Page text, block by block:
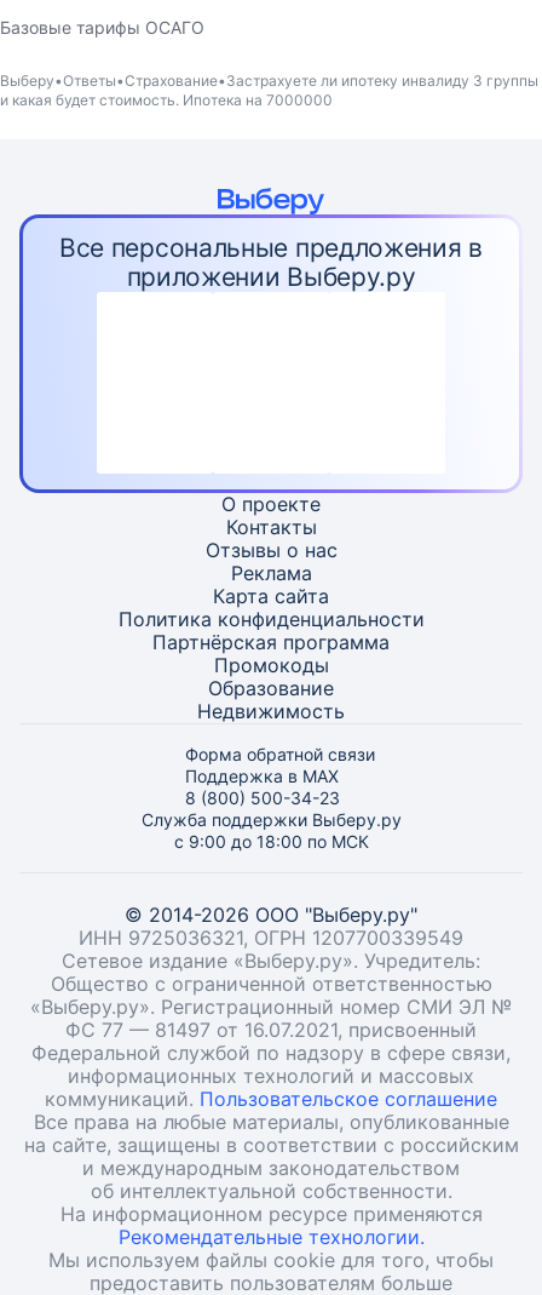
Базовые тарифы ОСАГО
Выберу Ответы Страхование Застрахуете ли ипотеку инвалиду 3 группы
и какая будет стоимость. Ипотека на 7000000
Все персональные предложения в
приложении Выберу.ру
О проекте
Контакты
Отзывы о нас
Реклама
Карта сайта
Политика конфиденциальности
Партнёрская программа
Промокоды
Образование
Недвижимость
Форма обратной связи
Поддержка в MAX
8 (800) 500-34-23
Служба поддержки Выберу.ру
с 9:00 до 18:00 по МСК
© 2014-2026 ООО "Выберу.ру"
ИНН 9725036321, ОГРН 1207700339549
Сетевое издание «Выберу.ру». Учредитель:
Общество с ограниченной ответственностью
«Выберу.ру». Регистрационный номер СМИ ЭЛ №
ФС 77 — 81497 от 16.07.2021, присвоенный
Федеральной службой по надзору в сфере связи,
информационных технологий и массовых
коммуникаций. Пользовательское соглашение
Все права на любые материалы, опубликованные
на сайте, защищены в соответствии с российским
и международным законодательством
об интеллектуальной собственности.
На информационном ресурсе применяются
Рекомендательные технологии.
Мы используем файлы cookie для того, чтобы
предоставить пользователям больше